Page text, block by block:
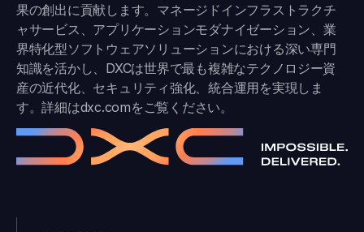
果の創出に貢献します。マネージドインフラストラクチ
ャサービス、アプリケーションモダナイゼーション、業
界特化型ソフトウェアソリューションにおける深い専門
知識を活かし、DXCは世界で最も複雑なテクノロジー資
産の近代化、セキュリティ強化、統合運用を実現しま
す。詳細はdxc.comをご覧ください。